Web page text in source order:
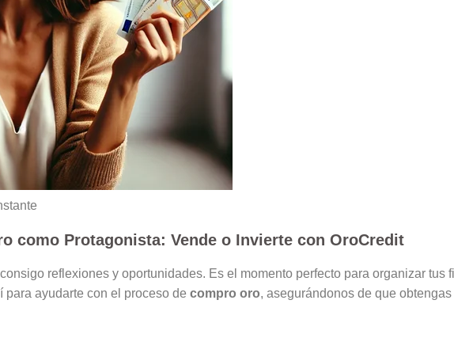
como Protagonista: Vende o Invierte con OroCredit
reflexiones y oportunidades. Es el momento perfecto para organizar
ayudarte con el proceso de compro oro, asegurándonos de que